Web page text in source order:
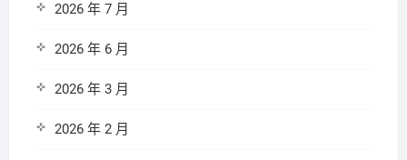
2026 年 7 月
2026 年 6 月
2026 年 3 月
2026 年 2 月